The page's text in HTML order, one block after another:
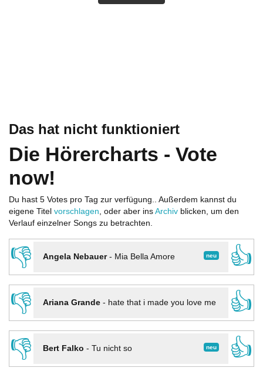
Das hat nicht funktioniert
Die Hörercharts - Vote
now!
Du hast 5 Votes pro Tag zur verfügung.. Außerdem kannst du
eigene Titel vorschlagen, oder aber ins Archiv blicken, um den
Verlauf einzelner Songs zu betrachten.
👎 neu
Angela Nebauer- Mia Bella Amore
👍
👎
Ariana Grande- hate that i made you love me
👍
👎
neu
Bert Falko - Tu nicht so
👍